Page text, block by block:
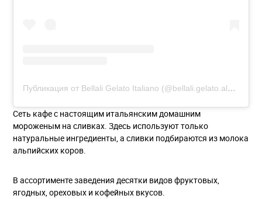
Публикация от Bellali Gelato Italiano (@bellali.gelato.almaty)
Сеть кафе с настоящим итальянским домашним
мороженым на сливках. Здесь используют только
натуральные ингредиенты, а сливки подбираются из молока
альпийских коров.
В ассортименте заведения десятки видов фруктовых,
ягодных, ореховых и кофейных вкусов.